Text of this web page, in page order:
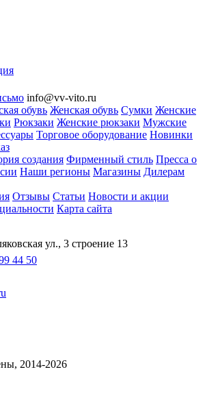
info@vv-vito.ru
обувь Женская обувь Сумки Женские
Рюкзаки Женские рюкзаки Мужские
Торговое оборудование Новинки
создания Фирменный стиль Пресса о
Наши регионы Магазины Дилерам
Отзывы Статьи Новости и акции
Карта сайта
ул., 3 строение 13
44 50
2014-2026